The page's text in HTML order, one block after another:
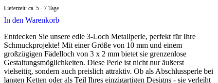
Lieferzeit: ca. 5 - 7 Tage
In den Warenkorb
Entdecken Sie unsere edle 3-Loch Metallperle, perfekt für Ihre
Schmuckprojekte! Mit einer Größe von 10 mm und einem
großzügigen Fädelloch von 3 x 2 mm bietet sie grenzenlose
Gestaltungsmöglichkeiten. Diese Perle ist nicht nur äußerst
vielseitig, sondern auch preislich attraktiv. Ob als Abschlussperle bei
langen Ketten oder als Teil Ihres einzigartigen Designs - sie verleiht